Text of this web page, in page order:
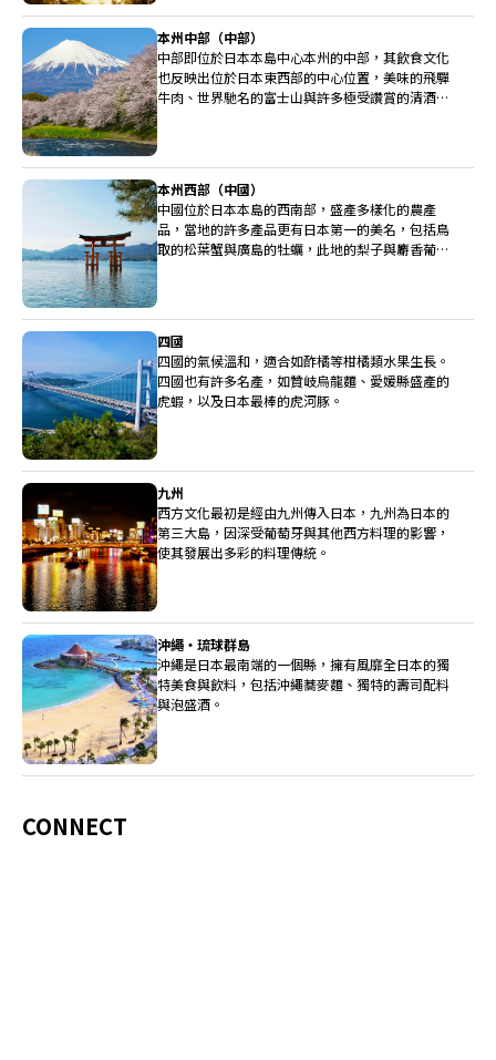
本州中部（中部）
中部即位於日本本島中心本州的中部，其飲食文化
也反映出位於日本東西部的中心位置，美味的飛驒
牛肉、世界馳名的富士山與許多極受讚賞的清酒釀
本州西部（中國）
中國位於日本本島的西南部，盛產多樣化的農產
品，當地的許多產品更有日本第一的美名，包括鳥
取的松葉蟹與廣島的牡蠣，此地的梨子與麝香葡萄
四國
四國的氣候溫和，適合如酢橘等柑橘類水果生長。
四國也有許多名產，如贊岐烏龍麵、愛媛縣盛產的
虎蝦，以及日本最棒的虎河豚。
九州
西方文化最初是經由九州傳入日本，九州為日本的
第三大島，因深受葡萄牙與其他西方料理的影響，
使其發展出多彩的料理傳統。
沖繩・琉球群島
沖繩是日本最南端的一個縣，擁有風靡全日本的獨
特美食與飲料，包括沖繩蕎麥麵、獨特的壽司配料
與泡盛酒。
CONNECT